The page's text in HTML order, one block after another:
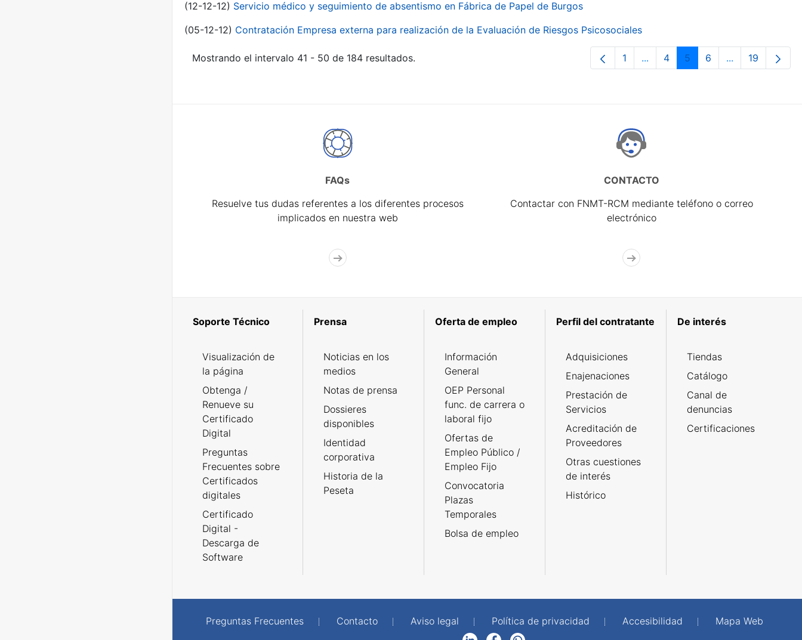
(12-12-12) Servicio médico y seguimiento de absentismo en Fábrica de Papel de Burgos
(05-12-12) Contratación Empresa externa para realización de la Evaluación de Riesgos Psicosociales
Mostrando el intervalo 41 - 50 de 184 resultados. Página
1 ...Páginas intermedias Use TAB
Página
4 Página
5 Página
6 ...PáginasPágina
19
FAQs
Resuelve tus dudas referentes a los diferentes procesos
implicados en nuestra web
CONTACTO
Contactar con FNMT-RCM mediante teléfono o correo
electrónico
Soporte Técnico
Visualización de
la página
Obtenga /
Renueve su
Certificado
Digital
Preguntas
Frecuentes sobre
Certificados
digitales
Certificado
Digital -
Descarga de
Software
Prensa
Noticias en los
medios
Notas de prensa
Dossieres
disponibles
Identidad
corporativa
Historia de la
Peseta
Oferta de empleo
Información
General
OEP Personal
func. de carrera o
laboral fijo
Ofertas de
Empleo Público /
Empleo Fijo
Convocatoria
Plazas
Temporales
Bolsa de empleo
Perfil del contratante
Adquisiciones
Enajenaciones
Prestación de
Servicios
Acreditación de
Proveedores
Otras cuestiones
de interés
Histórico
De interés
Tiendas
Catálogo
Canal de
denuncias
Certificaciones
Preguntas Frecuentes Contacto Aviso legal Política de privacidad Accesibilidad
Mapa Web